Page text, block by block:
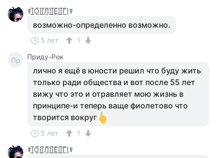
☤[̲̅О̲̅][̲̅Л̲̅][̲̅Е̲̅][̲̅Г̲̅]☤
возможно-определенно возможно.
5 лет 1
Пр Приду-Рок
лично я ещё в юности решил что буду жить
только ради общества и вот после 55 лет
вижу что это и отравляет мою жизнь в
принципе-и теперь ваще фиолетово что
творится вокруг
5 лет
1
☤[̲̅О̲̅][̲̅Л̲̅][̲̅Е̲̅][̲̅Г̲̅]☤